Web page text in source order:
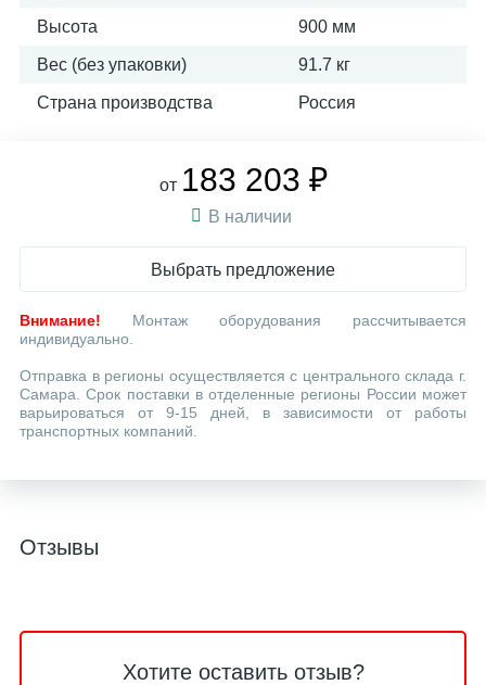
Высота 900 мм
Вес (без упаковки) 91.7 кг
Страна производства Россия
от 183 203 ₽
В наличии
Выбрать предложение
Внимание! Монтаж оборудования рассчитывается
индивидуально.
Отправка в регионы осуществляется с центрального склада г.
Самара. Срок поставки в отделенные регионы России может
варьироваться от 9-15 дней, в зависимости от работы
транспортных компаний.
Отзывы
Хотите оставить отзыв?